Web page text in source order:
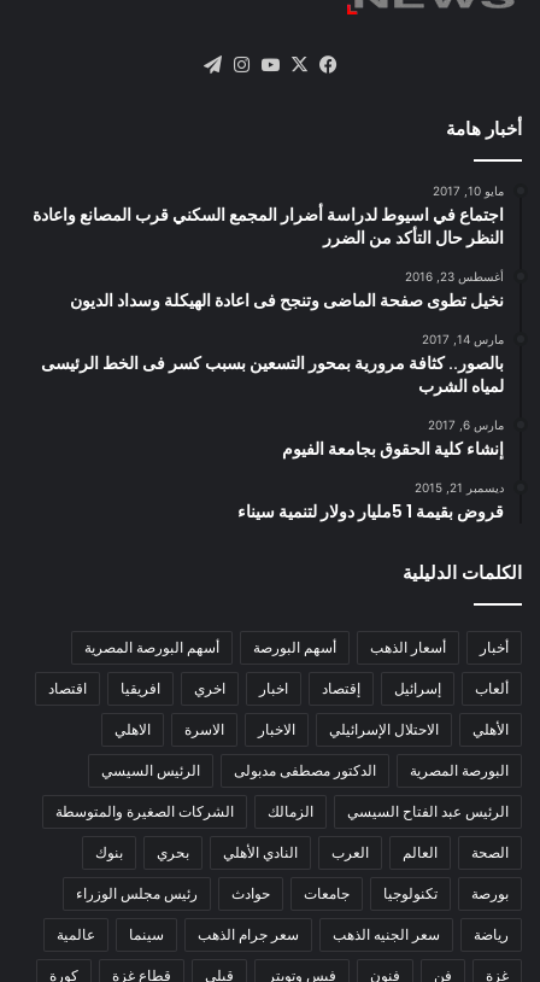
فيسبوك
X يوتيوبانستقرام
أخبار هامة
مايو 10, 2017
اجتماع في اسيوط لدراسة أضرار المجمع السكني قرب المصانع واعادة
النظر حال التأكد من الضرر
أغسطس 23, 2016
نخيل تطوى صفحة الماضى وتنجح فى اعادة الهيكلة وسداد الديون
مارس 14, 2017
بالصور.. كثافة مرورية بمحور التسعين بسبب كسر فى الخط الرئيسى
لمياه الشرب
مارس 6, 2017
إنشاء كلية الحقوق بجامعة الفيوم
ديسمبر 21, 2015
قروض بقيمة 1 5مليار دولار لتنمية سيناء
الكلمات الدليلية
أخبار أسعار الذهب أسهم البورصة أسهم البورصة المصرية
ألعاب إسرائيل إقتصاد اخبار اخري افريقيا اقتصاد
الأهلي الاحتلال الإسرائيلي الاخبار الاسرة الاهلي
البورصة المصرية الدكتور مصطفى مدبولى الرئيس السيسي
الرئيس عبد الفتاح السيسي الزمالك الشركات الصغيرة والمتوسطة
الصحة العالم العرب النادي الأهلي بحري بنوك
بورصة تكنولوجيا جامعات حوادث رئيس مجلس الوزراء
رياضة سعر الجنيه الذهب سعر جرام الذهب سينما عالمية
غزة فن فنون فيس وتويتر قبلي قطاع غزة كورة